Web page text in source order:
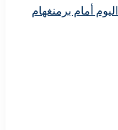
اليوم أمام برمنغهام